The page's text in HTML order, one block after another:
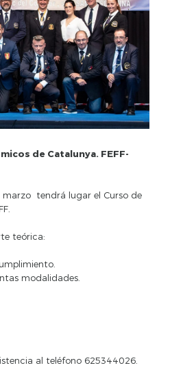
de Catalunya. FEFF-
tendrá lugar el Curso de
teórica:
modalidades.
al teléfono 625344026.